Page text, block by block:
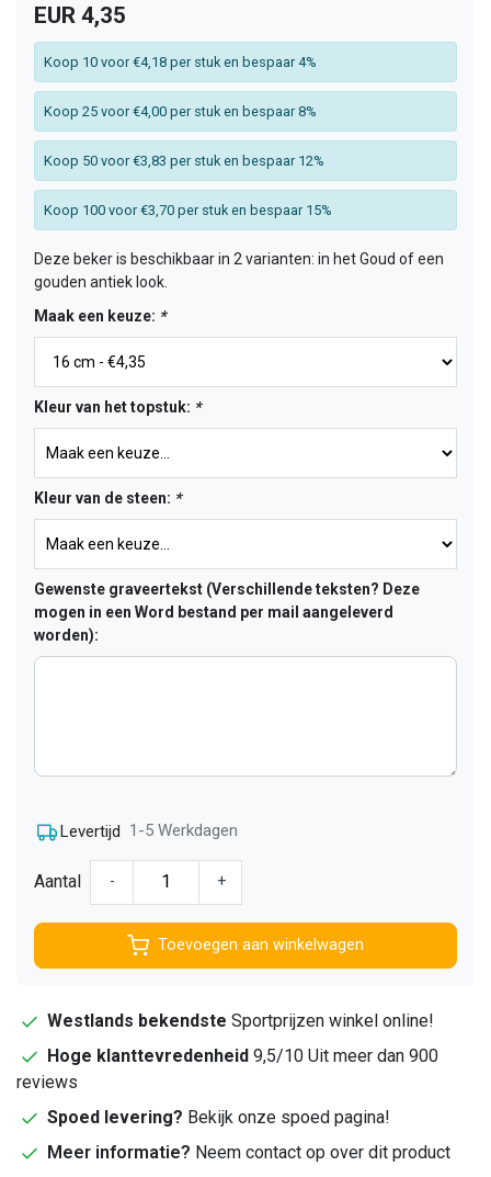
EUR 4,35
Koop 10 voor €4,18 per stuk en bespaar 4%
Koop 25 voor €4,00 per stuk en bespaar 8%
Koop 50 voor €3,83 per stuk en bespaar 12%
Koop 100 voor €3,70 per stuk en bespaar 15%
Deze beker is beschikbaar in 2 varianten: in het Goud of een
gouden antiek look.
Maak een keuze: *
Kleur van het topstuk: *
Kleur van de steen: *
Gewenste graveertekst (Verschillende teksten? Deze
mogen in een Word bestand per mail aangeleverd
worden):
Levertijd 1-5 Werkdagen
Aantal - +
Toevoegen aan winkelwagen
Westlands bekendste Sportprijzen winkel online!
Hoge klanttevredenheid 9,5/10 Uit meer dan 900
reviews
Spoed levering? Bekijk onze spoed pagina!
Meer informatie? Neem contact op over dit product